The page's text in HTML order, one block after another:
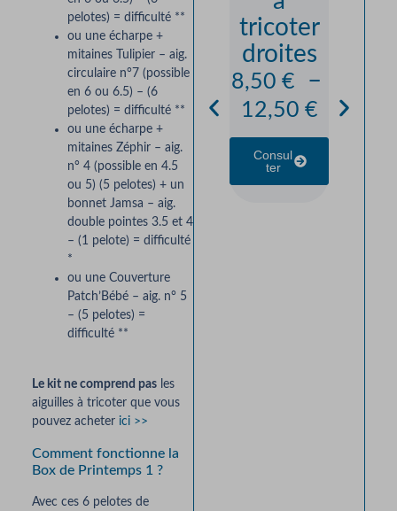
pelotes) = difficulté **
ou une écharpe +
mitaines Tulipier – aig.
circulaire n°7 (possible
en 6 ou 6.5) – (6
pelotes) = difficulté **
ou une écharpe +
mitaines Zéphir – aig.
n° 4 (possible en 4.5
ou 5) (5 pelotes) + un
bonnet Jamsa – aig.
double pointes 3.5 et 4
– (1 pelote) = difficulté
*
ou une Couverture
Patch’Bébé – aig. n° 5
– (5 pelotes) =
difficulté **
Le kit ne comprend pasles
aiguilles à tricoter que vous
pouvez acheter ici >>
Comment fonctionne la
Box de Printemps 1 ?
Avec ces 6 pelotes de
tricoter
droites
8,50 € –
12,50 €
Consul
Ter